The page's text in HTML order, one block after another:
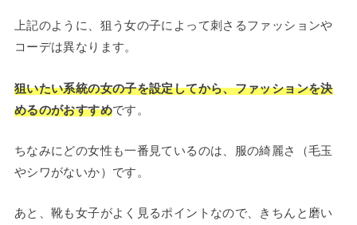
上記のように、狙う女の子によって刺さるファッションや
コーデは異なります。
狙いたい系統の女の子を設定してから、ファッションを決
めるのがおすすめです。
ちなみにどの女性も一番見ているのは、服の綺麗さ（毛玉
やシワがないか）です。
あと、靴も女子がよく見るポイントなので、きちんと磨い